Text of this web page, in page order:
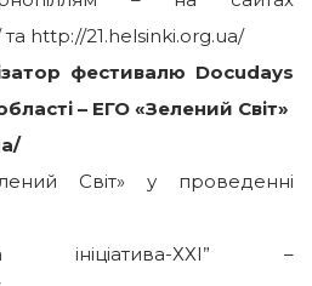
http://21.helsinki.org.ua/
фестивалю Docudays
– ЕГО «Зелений Світ»
Світ» у проведенні
ініціатива-ХХІ” –